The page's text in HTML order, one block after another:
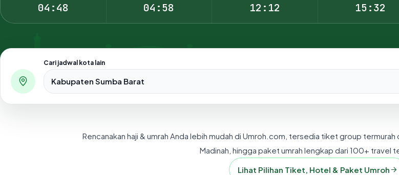
04:48 04:58 12:12 15:32
Cari jadwal kota lain
Pilih salah satu dari 500+ kota dan kabupaten di Indonesia.
Rencanakan haji & umrah Anda lebih mudah di Umroh.com, tersedia tiket group
Madinah, hingga paket umrah lengkap dari 100+ travel
Lihat Pilihan Tiket, Hotel & Paket Umroh